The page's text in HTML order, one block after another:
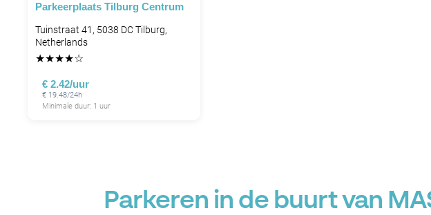
Parkeerplaats Tilburg Centrum
Tuinstraat 41, 5038 DC Tilburg,
Netherlands
★★★★☆
€ 2.42/uur
€ 19.48/24h
Minimale duur: 1 uur
Parkeren in de buurt van